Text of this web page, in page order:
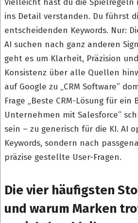
Vielleicht hast du die Spielregeln
ins Detail verstanden. Du führst
entscheidenden Keywords. Nur:
AI suchen nach ganz anderen
geht es um Klarheit, Präzision
Konsistenz über alle Quellen
auf Google zu „CRM Software”
Frage „Beste CRM-Lösung für ein
Unternehmen mit Salesforce”
sein – zu generisch für die KI. AI
Keywords, sondern nach
präzise gestellte User-Fragen.
Die vier häufigsten
und warum Marken